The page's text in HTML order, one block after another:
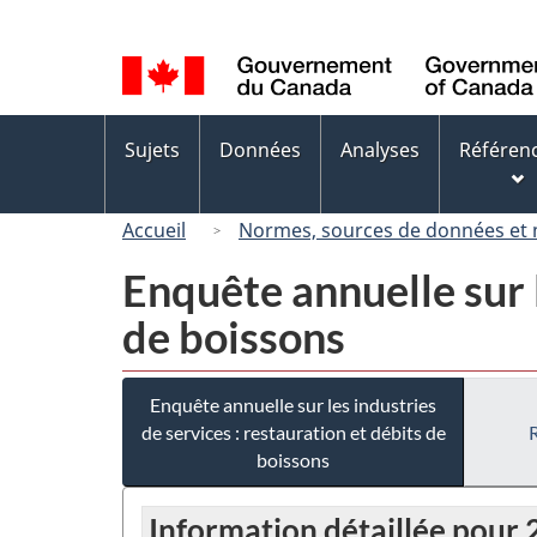
de
la
langue
des
Sujets Données Analyses
Accueil Normes, sources de données et
Enquête annuelle
de boissons
Enquête annuelle sur les industries
de services : restauration et débits de
boissons
Information détaillée pour